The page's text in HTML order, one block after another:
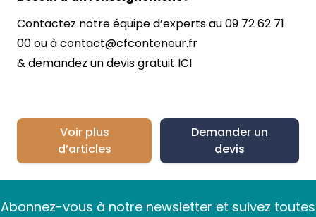
Contactez notre équipe d’experts au09 72 62 71
00ou àcontact@cfconteneur.fr
& demandez un devis gratuit ICI
Voir plus
d’articles
Demander un
devis
Abonnez-vous à notre newsletter et suivez toutes